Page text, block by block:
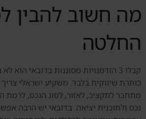
מה חשוב להבין
החלטה
קבלו 3 הזדמנויות מסוננות בדובאי
כותרת שיווקית בלבד. משקיע ישראלי
מתחבר לתקציב, לאזור, לסוג הנכס, לרמת
נכס ולתוכנית יציאה. בדובאי יש הרבה